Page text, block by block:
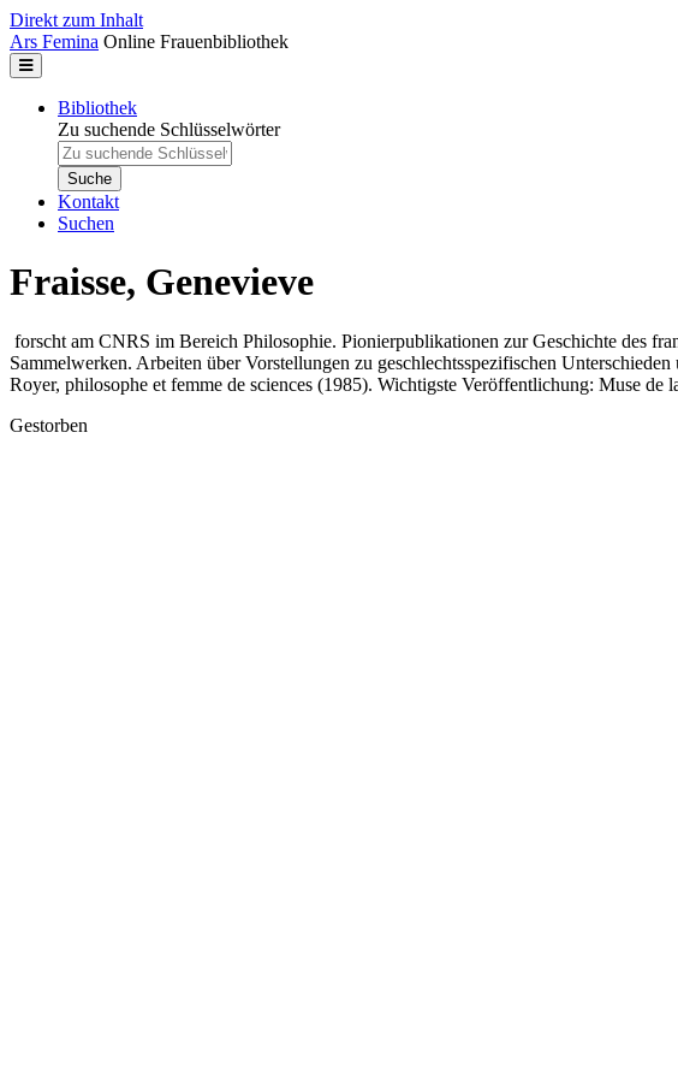
Direkt zum Inhalt
Ars Femina Online Frauenbibliothek
Bibliothek
Zu suchende Schlüsselwörter
Kontakt
Suchen
Fraisse, Genevieve
forscht am CNRS im Bereich Philosophie. Pionierpublikationen zur Geschichte des
Sammelwerken. Arbeiten über Vorstellungen zu geschlechtsspezifischen
Royer, philosophe et femme de sciences (1985). Wichtigste Veröffentlichung: Muse de
Gestorben